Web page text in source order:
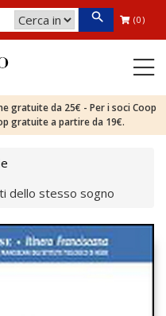
(0)
gratuite da 25€ - Per i soci Coop
gratuite a partire da 19€.
dello stesso sogno